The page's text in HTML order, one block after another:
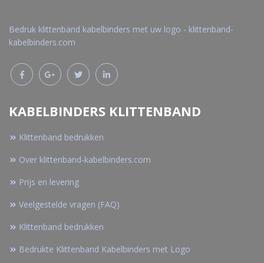
Bedruk klittenband kabelbinders met uw logo - klittenband-
kabelbinders.com
KABELBINDERS KLITTENBAND
Klittenband bedrukken
Over klittenband-kabelbinders.com
Prijs en levering
Veelgestelde vragen (FAQ)
Klittenband bedrukken
Bedrukte Klittenband Kabelbinders met Logo